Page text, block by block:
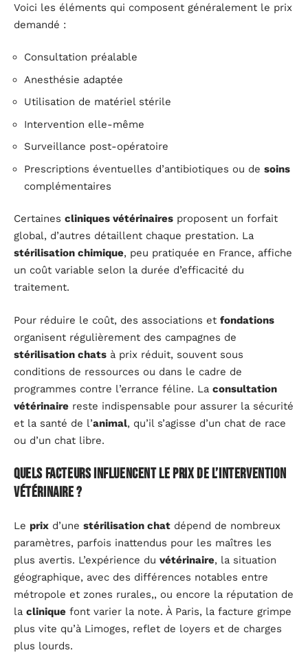
Voici les éléments qui composent généralement le prix
demandé :
Consultation préalable
Anesthésie adaptée
Utilisation de matériel stérile
Intervention elle-même
Surveillance post-opératoire
Prescriptions éventuelles d’antibiotiques ou de soins
complémentaires
Certaines cliniques vétérinaires proposent un forfait
global, d’autres détaillent chaque prestation. La
stérilisation chimique, peu pratiquée en France, affiche
un coût variable selon la durée d’efficacité du
traitement.
Pour réduire le coût, des associations et fondations
organisent régulièrement des campagnes de
stérilisation chats à prix réduit, souvent sous
conditions de ressources ou dans le cadre de
programmes contre l’errance féline. La consultation
vétérinaire reste indispensable pour assurer la sécurité
et la santé de l’animal, qu’il s’agisse d’un chat de race
ou d’un chat libre.
Quels facteurs influencent le prix de l’intervention
vétérinaire ?
Le prix d’une stérilisation chat dépend de nombreux
paramètres, parfois inattendus pour les maîtres les
plus avertis. L’expérience du vétérinaire, la situation
géographique, avec des différences notables entre
métropole et zones rurales,, ou encore la réputation de
la clinique font varier la note. À Paris, la facture grimpe
plus vite qu’à Limoges, reflet de loyers et de charges
plus lourds.